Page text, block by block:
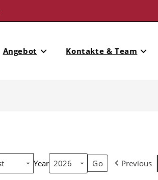
Angebot Kontakte & Team
Year Previous